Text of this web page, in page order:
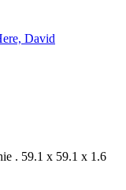
. 59.1 x 59.1 x 1.6